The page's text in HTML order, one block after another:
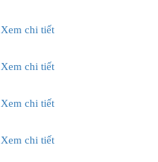
Xem chi tiết
Xem chi tiết
Xem chi tiết
Xem chi tiết